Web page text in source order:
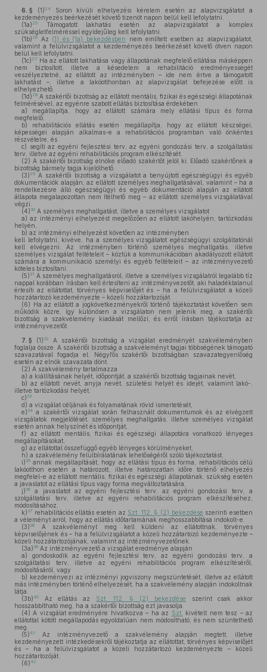
6. § (1) 24Soron kívüli elhelyezési kérelem esetén az alapvizsgálatot a
kezdeményezés beérkezését követő tizenöt napon belül kell lefolytatni.
(1a) 25
Támogatott lakhatás esetén az alapvizsgálatot a komplex
szükségletfelméréssel egyidejűleg kell lefolytatni.
(1b) 26 Az (1) és (1a) bekezdésben nem említett esetben az alapvizsgálatot,
valamint a felülvizsgálatot a kezdeményezés beérkezését követő ötven napon
belül kell lefolytatni.
(1c) 27 Ha az ellátott lakhatása vagy állapotának megfelelő ellátása másképpen
nem biztosított, illetve a késedelem a rehabilitáció eredményességét
veszélyeztetné, az ellátott az intézményben – ide nem értve a támogatott
lakhatást –, illetve a lakóotthonban az alapvizsgálat befejezése előtt is
elhelyezhető.
(1d) 28 A szakértői bizottság az ellátott mentális, fizikai és egészségi állapotának
felmérésével, az egyénre szabott ellátás biztosítása érdekében
a) megállapítja, hogy az ellátott számára mely ellátási típus és forma
megfelelő,
b) rehabilitációs ellátás esetén megállapítja, hogy az ellátott készségei,
képességei alapján alkalmas-e a rehabilitációs programban való önkéntes
részvételre, és
c) segíti az egyéni fejlesztési terv, az egyéni gondozási terv, a szolgáltatási
terv, illetve az egyéni rehabilitációs program elkészítését.
(2) A szakértői bizottság elnöke előadó szakértőt jelöl ki. Előadó szakértőnek a
bizottság bármely tagja kijelölhető.
(3) 29 A szakértői bizottság a vizsgálatot a benyújtott egészségügyi és egyéb
dokumentációk alapján, az ellátott személyes meghallgatásával, valamint – ha a
rendelkezésre álló egészségügyi és egyéb dokumentáció alapján az ellátott
állapota megalapozottan nem ítélhető meg – az ellátott személyes vizsgálatával
végzi.
(4) 30 A személyes meghallgatást, illetve a személyes vizsgálatot
a) az intézményi elhelyezést megelőzően az ellátott lakóhelyén, tartózkodási
helyén,
b) az intézményi elhelyezést követően az intézményben
kell lefolytatni, kivéve, ha a személyes vizsgálatot egészségügyi szolgáltatónál
kell elvégezni. Az intézményben történő személyes meghallgatás, illetve
személyes vizsgálat feltételeit – köztük a kommunikációban akadályozott ellátott
számára a kommunikáció személyi és egyéb feltételeit – az intézményvezető
köteles biztosítani.
(5) 31 A személyes meghallgatásról, illetve a személyes vizsgálatról legalább tíz
nappal korábban írásban kell értesíteni az intézményvezetőt, aki haladéktalanul
értesíti az ellátottat, törvényes képviselőjét és – ha a felülvizsgálatot a közeli
hozzátartozó kezdeményezte – közeli hozzátartozóját.
(6) Ha az ellátott a jogkövetkezményekről történő tájékoztatást követően sem
működik közre, így különösen a vizsgálaton nem jelenik meg, a szakértői
bizottság a szakvélemény kiadását mellőzi, és erről írásban tájékoztatja az
intézményvezetőt.
7. § (1) 32
A szakértői bizottság a vizsgálat eredményét szakvéleményben
foglalja össze. A szakértői bizottság a szakvéleményt tagjai többségének támogató
szavazatával fogadja el. Négyfős szakértői bizottságban szavazategyenlőség
esetén az elnök szavazata dönt.
(2) A szakvélemény tartalmazza
a) a kiállításának helyét, időpontját, a szakértői bizottság tagjainak nevét,
b) az ellátott nevét, anyja nevét, születési helyét és idejét, valamint lakó-,
illetve tartózkodási helyét,
c) 33
d) a vizsgálat céljának és folyamatának rövid ismertetését,
e) 34 a szakértői vizsgálat során felhasznált dokumentumok és az elvégzett
vizsgálatok megjelölését, személyes meghallgatás, illetve személyes vizsgálat
esetén annak helyszínét és időpontját,
f) az ellátott mentális, fizikai és egészségi állapotára vonatkozó lényeges
megállapításokat,
g) az ellátottal összefüggő egyéb lényeges körülményeket,
h) a szakvélemény felülbírálatának lehetőségéről szóló tájékoztatást,
i) 35 annak megállapítását, hogy az ellátási típus és forma, rehabilitációs célú
lakóotthon esetén a határozott, illetve határozatlan időre történő elhelyezés
megfelel-e az ellátott mentális, fizikai és egészségi állapotának, szükség esetén
a javaslatot az ellátási típus vagy forma megváltoztatására,
j) 36
a javaslatot az egyéni fejlesztési terv, az egyéni gondozási terv, a
szolgáltatási terv, illetve az egyéni rehabilitációs program elkészítéséhez,
módosításához,
k) 37 rehabilitációs ellátás esetén az Szt. 112. § (2) bekezdése szerinti esetben
a véleményt arról, hogy az ellátás időtartamának meghosszabbítása indokolt-e.
(3) 38
A szakvéleményt meg kell küldeni az ellátottnak, törvényes
képviselőjének és – ha a felülvizsgálatot a közeli hozzátartozó kezdeményezte –
közeli hozzátartozójának, valamint az intézményvezetőnek.
(3a) 39 Az intézményvezető a vizsgálat eredménye alapján
a) gondoskodik az egyéni fejlesztési terv, az egyéni gondozási terv, a
szolgáltatási terv, illetve az egyéni rehabilitációs program elkészítéséről,
módosításáról, vagy
b) kezdeményezi az intézményi jogviszony megszüntetését, illetve az ellátott
más intézményben történő elhelyezését, ha a szakvélemény alapján indokoltnak
látja.
(3b)40 Az ellátás az Szt. 112. § (2) bekezdése szerint csak akkor
hosszabbítható meg, ha a szakértői bizottság ezt javasolja.
(4) A vizsgálat eredményére hivatkozva – ha az Szt.
kivételt nem tesz – az
ellátottal kötött megállapodás egyoldalúan nem módosítható, és nem szüntethető
meg.
(5)41
Az intézményvezető a szakvélemény alapján megtett, illetve
kezdeményezett intézkedésekről tájékoztatja az ellátottat, törvényes képviselőjét
és – ha a felülvizsgálatot a közeli hozzátartozó kezdeményezte – közeli
hozzátartozóját.
(6)42